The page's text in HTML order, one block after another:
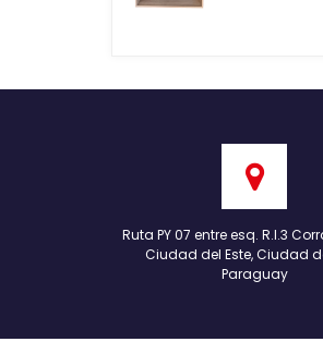
Ruta PY 07 entre esq. R.I.3
Ciudad del Este, Ciudad
Paraguay